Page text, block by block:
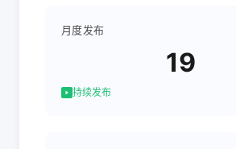
月度发布
19
持续发布